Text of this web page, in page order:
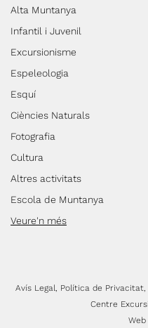
Alta Muntanya
Infantil i Juvenil
Excursionisme
Espeleologia
Esquí
Ciències Naturals
Fotografia
Cultura
Altres activitats
Escola de Muntanya
Veure'n més
Avís Legal Política de Privacitat
Centre
Web